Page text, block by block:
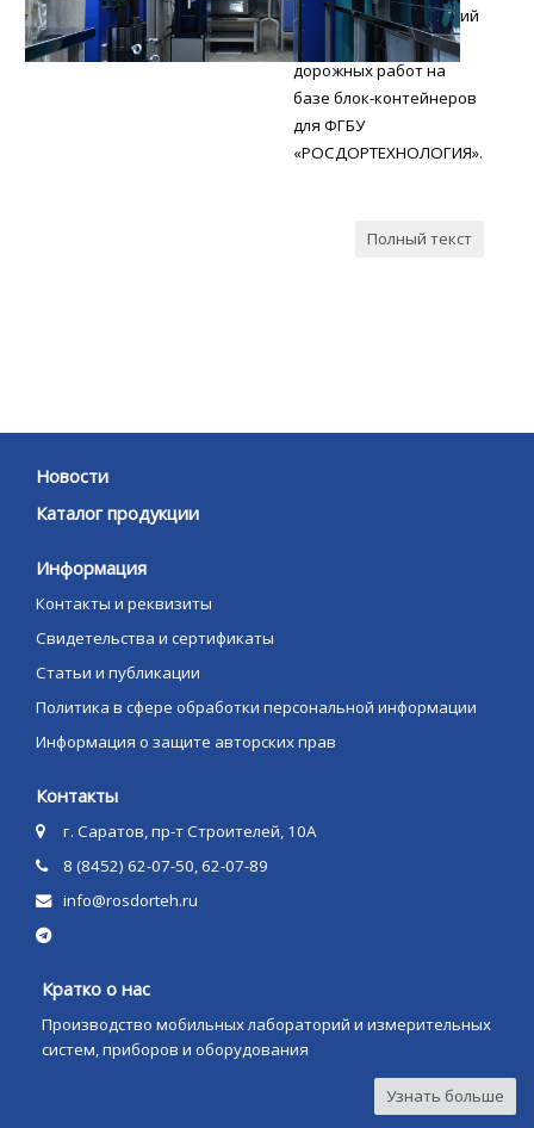
дорожных лабораторий
контроля качества
дорожных работ на
базе блок-контейнеров
для ФГБУ
«РОСДОРТЕХНОЛОГИЯ».
Полный текст
Новости
Каталог продукции
Информация
Контакты и реквизиты
Свидетельства и сертификаты
Статьи и публикации
Политика в сфере обработки персональной информации
Информация о защите авторских прав
Контакты
г. Саратов, пр-т Строителей, 10А
8 (8452) 62-07-50, 62-07-89
info@rosdorteh.ru
Кратко о нас
Производство мобильных лабораторий и измерительных
систем, приборов и оборудования
Узнать больше